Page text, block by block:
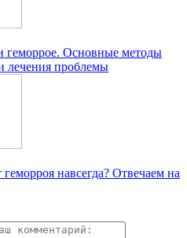
геморрое. Основные методы
лечения проблемы
геморроя навсегда? Отвечаем на